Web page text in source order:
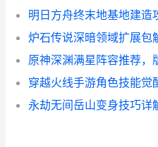
原神深渊满星阵容推荐，